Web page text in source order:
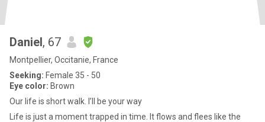
Daniel, 67
Montpellier, Occitanie, France
Seeking: Female 35 - 50
Eye color: Brown
Our life is short walk. I’ll be your way
Life is just a moment trapped in time. It flows and flees like the